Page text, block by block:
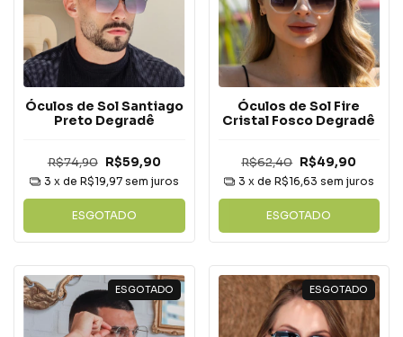
Óculos de Sol Santiago
Preto Degradê
R$74,90 R$59,90
3 x de R$19,97 sem juros
ESGOTADO
Óculos de Sol Fire
Cristal Fosco Degradê
R$62,40 R$49,90
3 x de R$16,63 sem juros
ESGOTADO
ESGOTADO ESGOTADO